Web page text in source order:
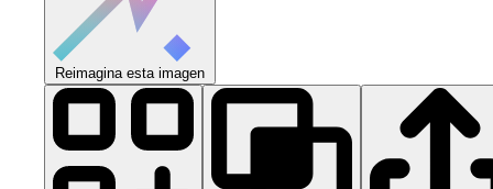
Reimagina esta imagen